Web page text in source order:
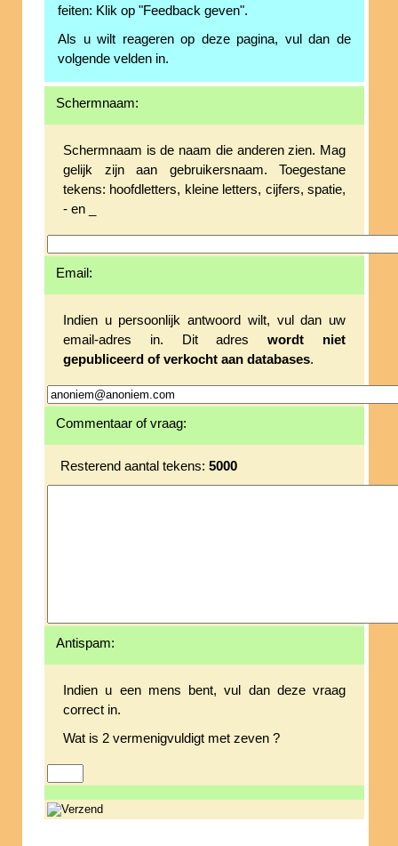
feiten: Klik op "Feedback geven".
Als u wilt reageren op deze pagina, vul dan de
volgende velden in.
Schermnaam:
Schermnaam is de naam die anderen zien. Mag
gelijk zijn aan gebruikersnaam. Toegestane
tekens: hoofdletters, kleine letters, cijfers, spatie,
- en _
Email:
Indien u persoonlijk antwoord wilt, vul dan uw
email-adres in. Dit adreswordt niet
gepubliceerd of verkocht aan databases.
Commentaar of vraag:
Resterend aantal tekens: 5000
Antispam:
Indien u een mens bent, vul dan deze vraag
correct in.
Wat is 2 vermenigvuldigt met zeven ?